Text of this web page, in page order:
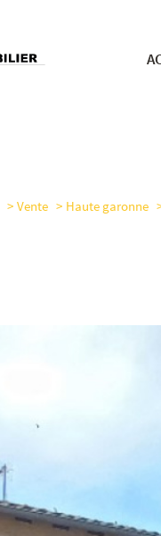
Vente Haute garonne